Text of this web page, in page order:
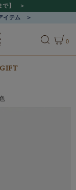
】
イテム
0
GIFT